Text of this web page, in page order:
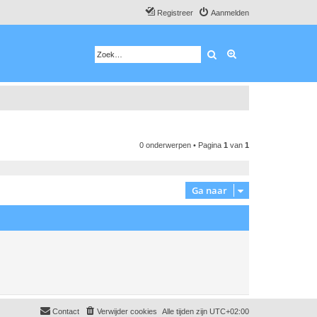
Aanmelden
Registreer
Zoek
0 onderwerpen • Pagina 1 van 1
Ga naar
Alle tijden zijn UTC+02:00
Verwijder cookies
Contact